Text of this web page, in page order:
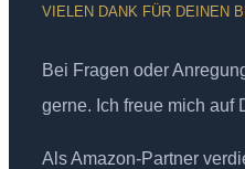
VIELEN DANK FÜR DEINEN
Bei Fragen oder
gerne. Ich freue mich auf
Als Amazon-Partner